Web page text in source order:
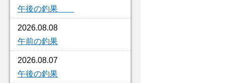
午後の釣果
2026.08.08
午前の釣果
2026.08.07
午後の釣果